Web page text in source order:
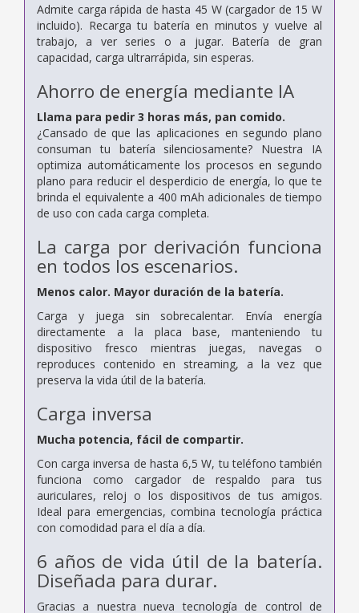
Admite carga rápida de hasta 45 W (cargador de 15 W
incluido). Recarga tu batería en minutos y vuelve al
trabajo, a ver series o a jugar. Batería de gran
capacidad, carga ultrarrápida, sin esperas.
Ahorro de energía mediante IA
Llama para pedir 3 horas más, pan comido.
¿Cansado de que las aplicaciones en segundo plano
consuman tu batería silenciosamente? Nuestra IA
optimiza automáticamente los procesos en segundo
plano para reducir el desperdicio de energía, lo que te
brinda el equivalente a 400 mAh adicionales de tiempo
de uso con cada carga completa.
La carga por derivación funciona
en todos los escenarios.
Menos calor. Mayor duración de la batería.
Carga y juega sin sobrecalentar. Envía energía
directamente a la placa base, manteniendo tu
dispositivo fresco mientras juegas, navegas o
reproduces contenido en streaming, a la vez que
preserva la vida útil de la batería.
Carga inversa
Mucha potencia, fácil de compartir.
Con carga inversa de hasta 6,5 ​​W, tu teléfono también
funciona como cargador de respaldo para tus
auriculares, reloj o los dispositivos de tus amigos.
Ideal para emergencias, combina tecnología práctica
con comodidad para el día a día.
6 años de vida útil de la batería.
Diseñada para durar.
Gracias a nuestra nueva tecnología de control de